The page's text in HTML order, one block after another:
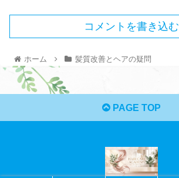
コメントを書き込む
ホーム 髪質改善とヘアの疑問
PAGE TOP